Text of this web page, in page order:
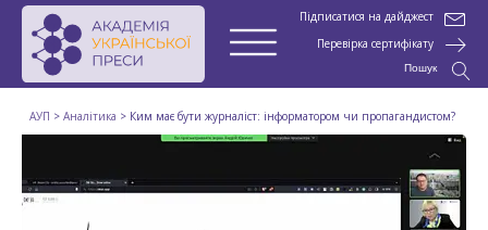
Підписатися на дайджест
Перевірка сертифікату
Пошук
АУП > Аналітика > Ким має бути журналіст: інформатором чи пропагандистом?